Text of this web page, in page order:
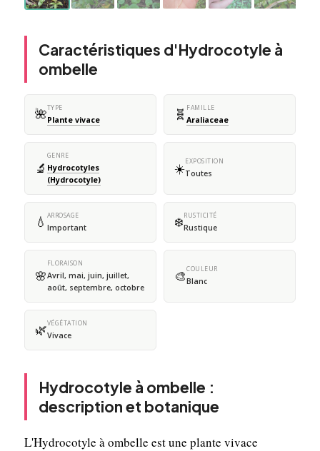
Caractéristiques d'Hydrocotyle à
ombelle
🌺TYPE
Plante vivace 🧬 FAMILLE
Araliaceae
🔬
GENRE
Hydrocotyles
(Hydrocotyle)
☀️EXPOSITION
Toutes
💧 ARROSAGE
Important ❄️RUSTICITÉ
Rustique
🌸
FLORAISON
Avril, mai, juin, juillet,
août, septembre, octobre
🎨COULEUR
Blanc
🌿VÉGÉTATION
Vivace
Hydrocotyle à ombelle :
description et botanique
L'Hydrocotyle à ombelle est une plante vivace